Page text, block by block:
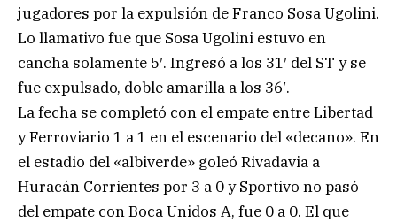
jugadores por la expulsión de Franco Sosa Ugolini.
Lo llamativo fue que Sosa Ugolini estuvo en
cancha solamente 5′. Ingresó a los 31′ del ST y se
fue expulsado, doble amarilla a los 36′.
La fecha se completó con el empate entre Libertad
y Ferroviario 1 a 1 en el escenario del «decano». En
el estadio del «albiverde» goleó Rivadavia a
Huracán Corrientes por 3 a 0 y Sportivo no pasó
del empate con Boca Unidos A, fue 0 a 0. El que